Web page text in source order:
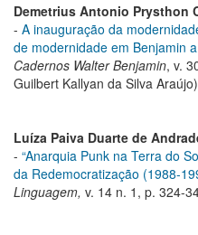
Demetrius Antonio Prysthon
- A inauguração da
de modernidade em Benjamin
Cadernos Walter Benjamin, v.
Guilbert Kallyan da Silva Araújo)
Luíza Paiva Duarte de
- “Anarquia Punk na Terra do
da Redemocratização (1988-
Linguagem, v. 14 n. 1, p. 324-